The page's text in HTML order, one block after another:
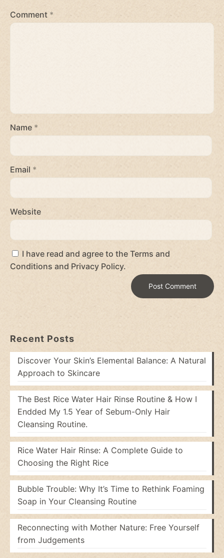
Comment *
Name *
Email *
Website
I have read and agree to the Terms and
Conditions and Privacy Policy.
Recent Posts
Discover Your Skin’s Elemental Balance: A Natural
Approach to Skincare
The Best Rice Water Hair Rinse Routine & How I
Endded My 1.5 Year of Sebum-Only Hair
Cleansing Routine.
Rice Water Hair Rinse: A Complete Guide to
Choosing the Right Rice
Bubble Trouble: Why It’s Time to Rethink Foaming
Soap in Your Cleansing Routine
Reconnecting with Mother Nature: Free Yourself
from Judgements